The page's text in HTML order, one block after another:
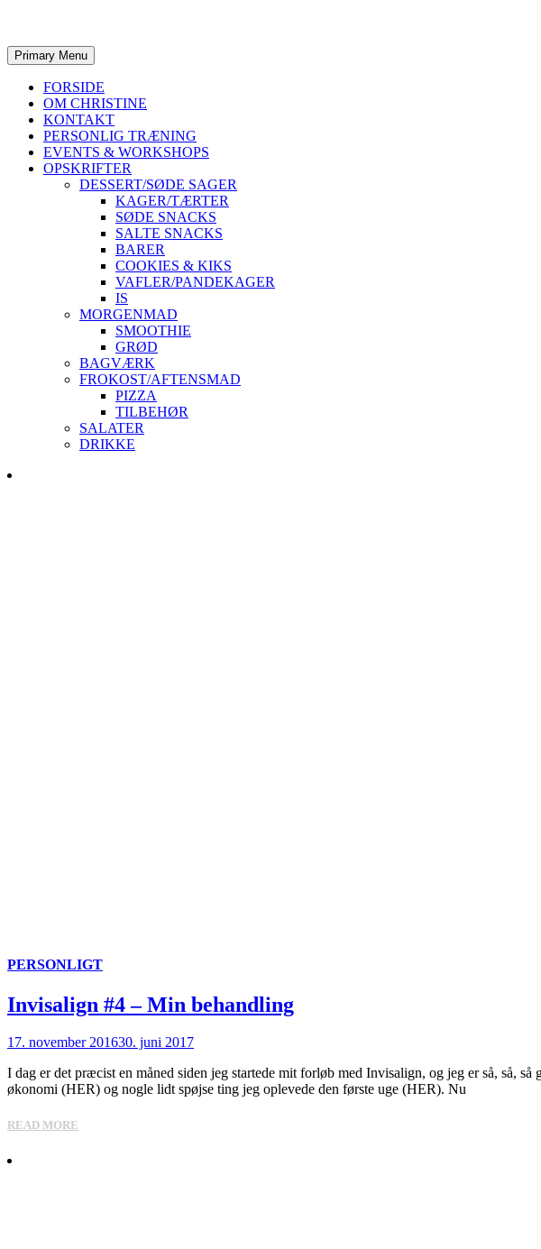
Primary Menu
FORSIDE
OM CHRISTINE
KONTAKT
PERSONLIG TRÆNING
EVENTS & WORKSHOPS
OPSKRIFTER
DESSERT/SØDE SAGER
KAGER/TÆRTER
SØDE SNACKS
SALTE SNACKS
BARER
COOKIES & KIKS
VAFLER/PANDEKAGER
IS
MORGENMAD
SMOOTHIE
GRØD
BAGVÆRK
FROKOST/AFTENSMAD
PIZZA
TILBEHØR
SALATER
DRIKKE
Skip
PERSONLIGT
Invisalign #4 – Min behandling
17. november 201630. juni 2017
I dag er det præcist en måned siden jeg startede mit forløb med Invisalign, og jeg er så, så,
økonomi (HER) og nogle lidt spøjse ting jeg oplevede den første uge (HER). Nu
READ MORE